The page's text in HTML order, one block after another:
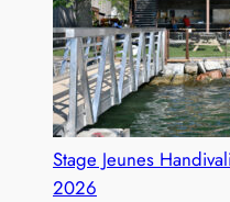
Stage Jeunes
2026